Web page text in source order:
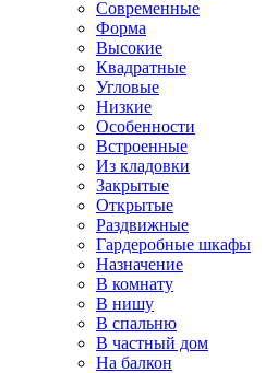
Современные
Форма
Высокие
Квадратные
Угловые
Низкие
Особенности
Встроенные
Из кладовки
Закрытые
Открытые
Раздвижные
Гардеробные шкафы
Назначение
В комнату
В нишу
В спальню
В частный дом
На балкон